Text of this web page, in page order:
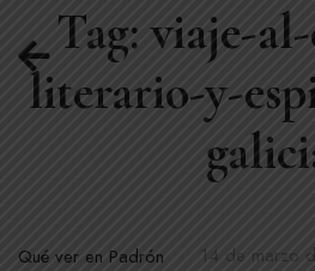
Tag: viaje-
literario-y-
Qué ver en Padrón 14 de marzo